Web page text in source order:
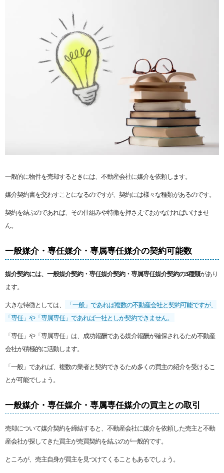
一般的に物件を売却するときには、不動産会社に媒介を依頼します。
媒介契約書を交わすことになるのですが、契約には様々な種類があるのです。
契約を結ぶのであれば、その仕組みや特徴を押さえておかなければいけませ
ん。
一般媒介・専任媒介・専属専任媒介の契約可能数
媒介契約には、一般媒介契約・専任媒介契約・専属専任媒介契約の3種類があり
ます。
大きな特徴としては、
「一般」であれば複数の不動産会社と契約可能ですが、
「専任」や「専属専任」であれば一社としか契約できません。
「専任」や「専属専任」は、成功報酬である媒介報酬が確保されるため不動産
会社が積極的に活動します。
「一般」であれば、複数の業者と契約できるため多くの買主の紹介を受けるこ
とが可能でしょう。
一般媒介・専任媒介・専属専任媒介の買主との取引
売却について媒介契約を締結すると、不動産会社に媒介を依頼した売主と不動
産会社が探してきた買主が売買契約を結ぶのが一般的です。
ところが、売主自身が買主を見つけてくることもあるでしょう。